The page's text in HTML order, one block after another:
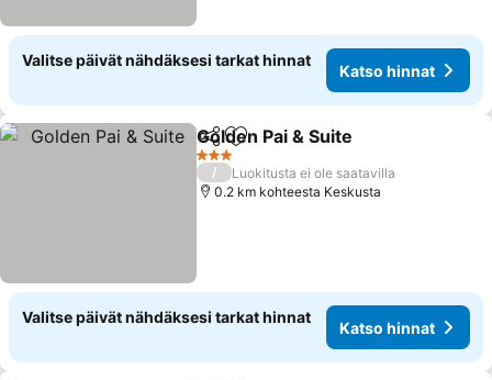
Valitse päivät nähdäksesi tarkat hinnat
Katso hinnat
Jaa Lisää suosikkeihin
Golden Pai & Suite
3 Tähtiluokitus
/
Luokitusta ei ole saatavilla
0.2 km kohteesta Keskusta
Valitse päivät nähdäksesi tarkat hinnat
Katso hinnat